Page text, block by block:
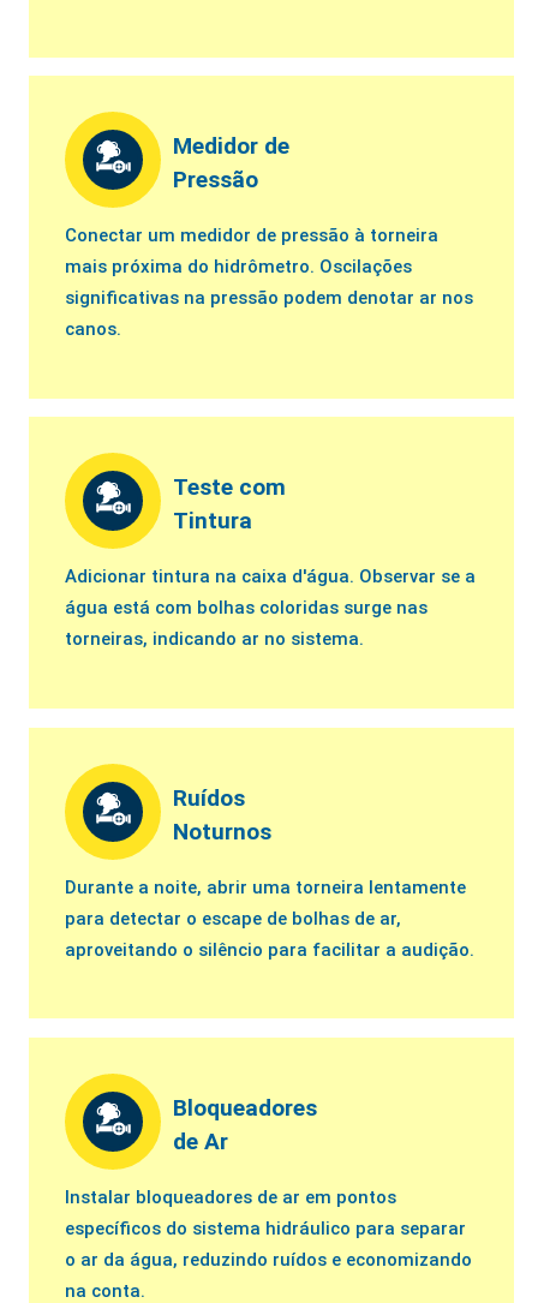
Medidor de
Pressão
Conectar um medidor de pressão à torneira
mais próxima do hidrômetro. Oscilações
significativas na pressão podem denotar ar nos
canos.
Teste com
Tintura
Adicionar tintura na caixa d'água. Observar se a
água está com bolhas coloridas surge nas
torneiras, indicando ar no sistema.
Ruídos
Noturnos
Durante a noite, abrir uma torneira lentamente
para detectar o escape de bolhas de ar,
aproveitando o silêncio para facilitar a audição.
Bloqueadores
de Ar
Instalar bloqueadores de ar em pontos
específicos do sistema hidráulico para separar
o ar da água, reduzindo ruídos e economizando
na conta.